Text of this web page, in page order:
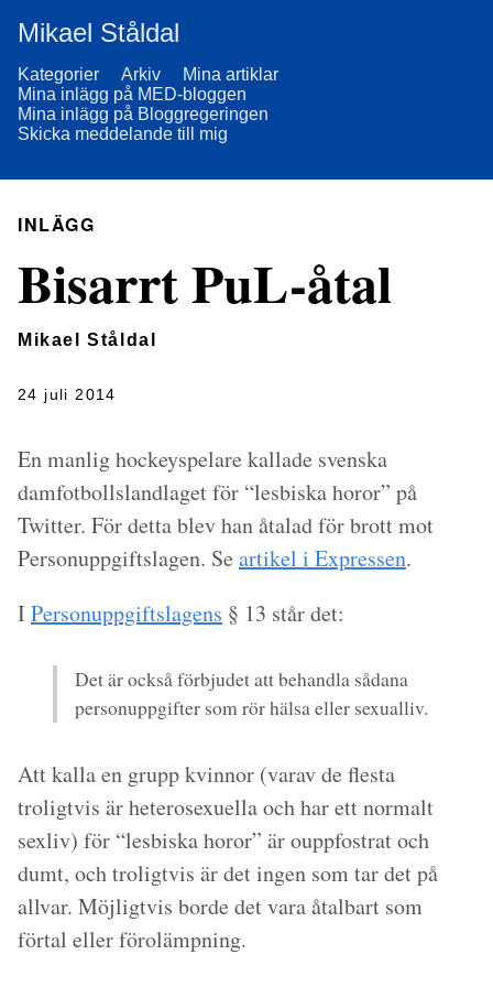
Mikael Ståldal
Kategorier Arkiv
Mina artiklar
Mina inlägg på MED-bloggen
Mina inlägg på Bloggregeringen
Skicka meddelande till mig
INLÄGG
Bisarrt PuL-åtal
Mikael Ståldal
24 juli 2014
En manlig hockeyspelare kallade svenska
damfotbollslandlaget för “lesbiska horor” på
Twitter. För detta blev han åtalad för brott mot
Personuppgiftslagen. Se artikel i Expressen.
I Personuppgiftslagens § 13 står det:
Det är också förbjudet att behandla sådana
personuppgifter som rör hälsa eller sexualliv.
Att kalla en grupp kvinnor (varav de flesta
troligtvis är heterosexuella och har ett normalt
sexliv) för “lesbiska horor” är ouppfostrat och
dumt, och troligtvis är det ingen som tar det på
allvar. Möjligtvis borde det vara åtalbart som
förtal eller förolämpning.